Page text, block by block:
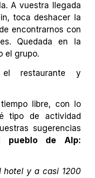
A vuestra llegada
toca deshacer la
encontrarnos con
Quedada en la
el grupo.
restaurante y
libre, con lo
tipo de actividad
sugerencias
pueblo de Alp:
hotel y a casi 1200